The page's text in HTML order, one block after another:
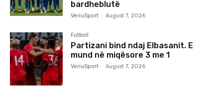
bardheblutë
VeriuSport - August 7, 2026
Futboll
Partizani bind ndaj Elbasanit. E
mund në miqësore 3 me 1
VeriuSport - August 7, 2026